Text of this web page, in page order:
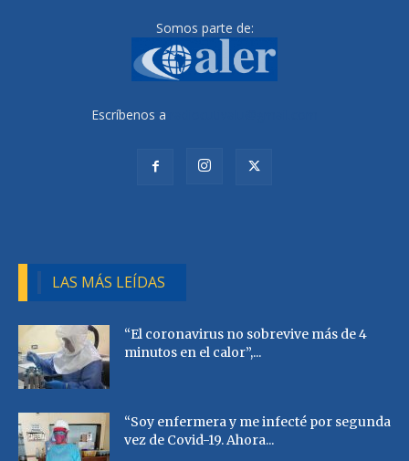
Somos parte de:
Escríbenos a
LAS MÁS LEÍDAS
“El coronavirus no sobrevive más de 4
minutos en el calor”,...
“Soy enfermera y me infecté por segunda
vez de Covid-19. Ahora...